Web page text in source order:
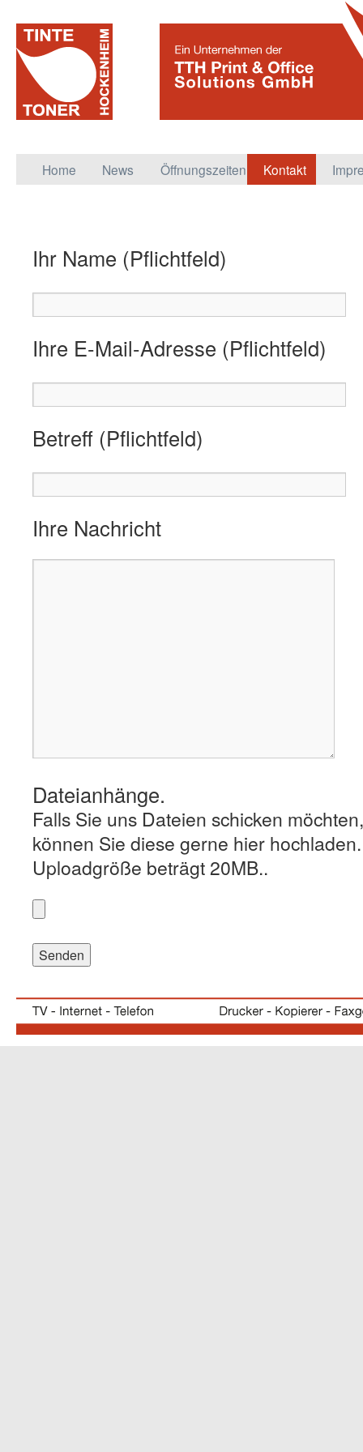
Zum
Home News Öffnungszeiten Kontakt
Ihr Name (Pflichtfeld)
Ihre E-Mail-Adresse (Pflichtfeld)
Betreff (Pflichtfeld)
Ihre Nachricht
Dateianhänge.
Falls Sie uns Dateien schicken möchten,
können Sie diese gerne hier
Uploadgröße beträgt 20MB..